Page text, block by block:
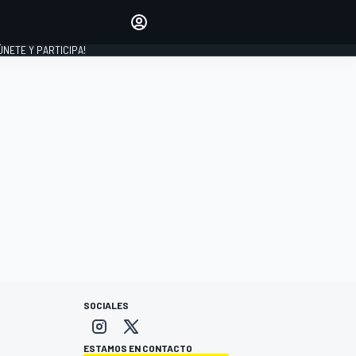
Y PARTICIPA!
SOCIALES
ESTAMOS EN CONTACTO